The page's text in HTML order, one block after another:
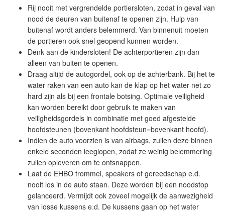
Rij nooit met vergrendelde portiersloten, zodat in geval van
nood de deuren van buitenaf te openen zijn. Hulp van
buitenaf wordt anders belemmerd. Van binnenuit moeten
de portieren ook snel geopend kunnen worden.
Denk aan de kindersloten! De achterportieren zijn dan
alleen van buiten te openen.
Draag altijd de autogordel, ook op de achterbank. Bij het te
water raken van een auto kan de klap op het water net zo
hard zijn als bij een frontale botsing. Optimale veiligheid
kan worden bereikt door gebruik te maken van
veiligheidsgordels in combinatie met goed afgestelde
hoofdsteunen (bovenkant hoofdsteun=bovenkant hoofd).
Indien de auto voorzien is van airbags, zullen deze binnen
enkele seconden leeglopen, zodat ze weinig belemmering
zullen opleveren om te ontsnappen.
Laat de EHBO trommel, speakers of gereedschap e.d.
nooit los in de auto staan. Deze worden bij een noodstop
gelanceerd. Vermijdt ook zoveel mogelijk de aanwezigheid
van losse kussens e.d. De kussens gaan op het water